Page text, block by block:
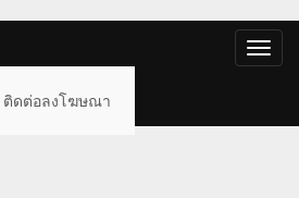
Toggle
ติดต่อลงโฆษณา